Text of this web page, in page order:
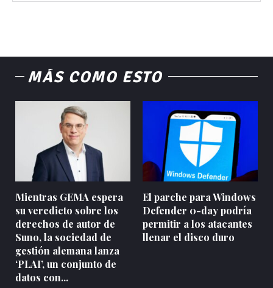
MÁS COMO ESTO
Mientras GEMA espera
su veredicto sobre los
derechos de autor de
Suno, la sociedad de
gestión alemana lanza
‘PLAI’, un conjunto de
datos con...
El parche para Windows
Defender 0-day podría
permitir a los atacantes
llenar el disco duro